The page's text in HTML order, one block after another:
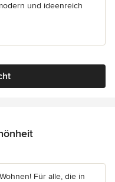
und ideenreich
5 Sternen
Für alle, die in